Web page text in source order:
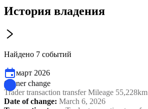
История владения
Найдено 7 событий
март 2026
Owner change
Trader transaction transfer Mileage 55,228km
Date of change: March 6, 2026